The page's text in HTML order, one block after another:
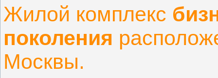
Жилой комплекс
поколения
Москвы.